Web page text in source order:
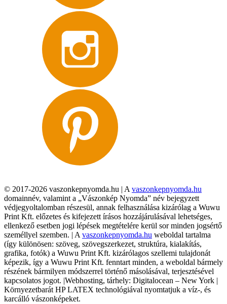
© 2017-2026 vaszonkepnyomda.hu | A vaszonkepnyomda.hu
domainnév, valamint a „Vászonkép Nyomda” név bejegyzett
védjegyoltalomban részesül, annak felhasználása kizárólag a Wuwu
Print Kft. előzetes és kifejezett írásos hozzájárulásával lehetséges,
ellenkező esetben jogi lépések megtételére kerül sor minden jogsértő
személlyel szemben. | A vaszonkepnyomda.hu weboldal tartalma
(így különösen: szöveg, szövegszerkezet, struktúra, kialakítás,
grafika, fotók) a Wuwu Print Kft. kizárólagos szellemi tulajdonát
képezik, így a Wuwu Print Kft. fenntart minden, a weboldal bármely
részének bármilyen módszerrel történő másolásával, terjesztésével
kapcsolatos jogot. |Webhosting, tárhely: Digitalocean – New York |
Környezetbarát HP LATEX technológiával nyomtatjuk a víz-, és
karcálló vászonképeket.